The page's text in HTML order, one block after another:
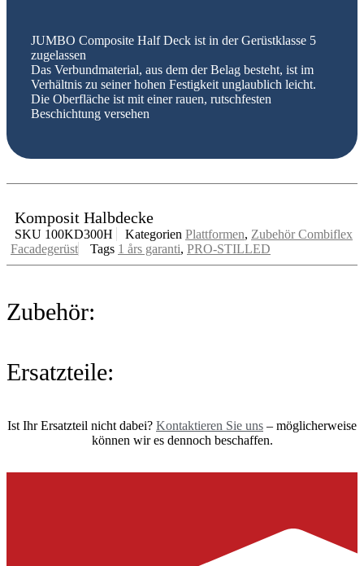
JUMBO Composite Half Deck ist in der Gerüstklasse 5
zugelassen
Das Verbundmaterial, aus dem der Belag besteht, ist im
Verhältnis zu seiner hohen Festigkeit unglaublich leicht.
Die Oberfläche ist mit einer rauen, rutschfesten
Beschichtung versehen
Komposit Halbdecke
SKU 100KD300H Kategorien Plattformen, Zubehör Combiflex
Facadegerüst
Tags 1 års garanti, PRO-STILLED
Zubehör:
Ersatzteile:
Ist Ihr Ersatzteil nicht dabei? Kontaktieren Sie uns – möglicherweise
können wir es dennoch beschaffen.